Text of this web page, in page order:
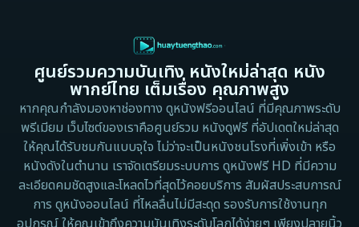
ศูนย์รวมความบันเทิง หนังใหม่ล่าสุด หนัง
พากย์ไทย เต็มเรื่อง คุณภาพสูง
หากคุณกำลังมองหาช่องทาง ดูหนังฟรีออนไลน์ ที่มีคุณภาพระดับ
พรีเมียม เว็บไซต์ของเราคือศูนย์รวม หนังดูฟรี ที่อัปเดตใหม่ล่าสุด
ให้คุณได้รับชมกันแบบจุใจ ไม่ว่าจะเป็นหนังชนโรงที่เพิ่งเข้า หรือ
หนังดังในตำนาน เราจัดเตรียมระบบการ ดูหนังฟรี HD ที่มีความ
ละเอียดคมชัดสูงและโหลดไวที่สุดไว้คอยบริการ สัมผัสประสบการณ์
การ ดูหนังออนไลน์ ที่ไหลลื่นไม่มีสะดุด รองรับการใช้งานทุก